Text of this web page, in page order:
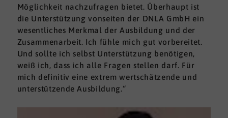
Möglichkeit nachzufragen bietet. Überhaupt ist
die Unterstützung vonseiten der DNLA GmbH ein
wesentliches Merkmal der Ausbildung und der
Zusammenarbeit. Ich fühle mich gut vorbereitet.
Und sollte ich selbst Unterstützung benötigen,
weiß ich, dass ich alle Fragen stellen darf. Für
mich definitiv eine extrem wertschätzende und
unterstützende Ausbildung.“